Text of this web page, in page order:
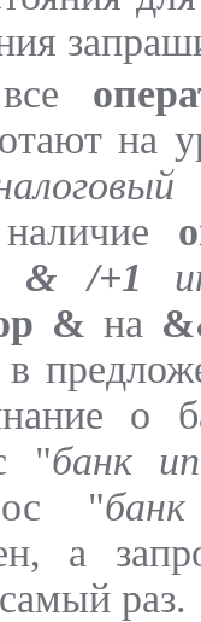
на
& /+1
& на
в
о
"банк
"
а
раз.